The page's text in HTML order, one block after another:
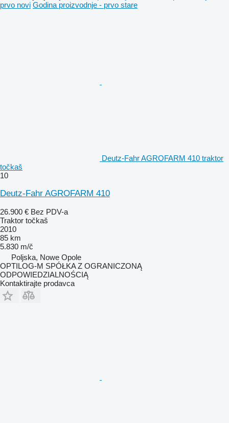
prvo novi Godina proizvodnje - prvo stare
Deutz-Fahr AGROFARM 410 traktor
točkaš
10
Deutz-Fahr AGROFARM 410
26.900 € Bez PDV-a
Traktor točkaš
2010
85 km
5.830 m/č
Poljska, Nowe Opole
OPTILOG-M SPÓŁKA Z OGRANICZONĄ
ODPOWIEDZIALNOŚCIĄ
Kontaktirajte prodavca